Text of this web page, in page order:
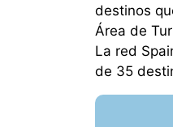
destinos
Área de
La red
de 35